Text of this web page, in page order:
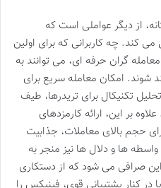
از دیگر عواملی است که
کند. چه کاربرانی که برای اولین
گران حرفه ای، می توانند به
شوند. امکان معامله سریع برای
تحلیل تکنیکال برای تریدرها، طیف
بر این، ارائه کارمزدهای
حجم بالای معاملات، جذابیت
ها و دلال ها نیز منجر به
صرافی می شود که از دستکاری